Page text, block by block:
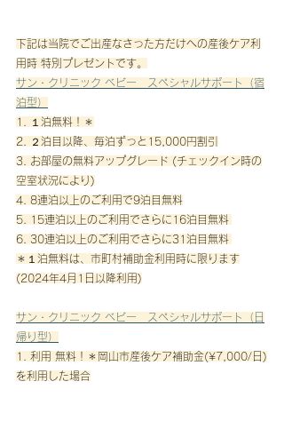
下記は当院でご出産なさった方だけへの産後ケア利
用時 特別プレゼントです。
サン・クリニック ベビー　スペシャルサポート（宿
泊型）
1. １泊無料！＊
2. ２泊目以降、毎泊ずっと15,000円割引
3. お部屋の無料アップグレード (チェックイン時の
空室状況により)
4. 8連泊以上のご利用で9泊目無料​
5. 15連泊以上のご利用でさらに16泊目無料​
6. 30連泊以上のご利用でさらに31泊目無料​
＊１泊無料は、市町村補助金利用時に限ります
(2024年4月1日以降利用)
サン・クリニック ベビー　スペシャルサポート（日
帰り型）
1. 利用 無料！＊岡山市産後ケア補助金(¥7,000/日)
を利用した場合